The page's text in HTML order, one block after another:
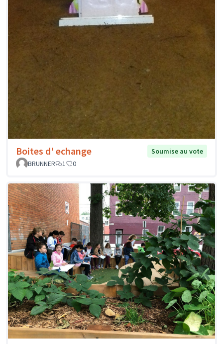
Boites d' echange
Soumise au vote
BRUNNER
1 0